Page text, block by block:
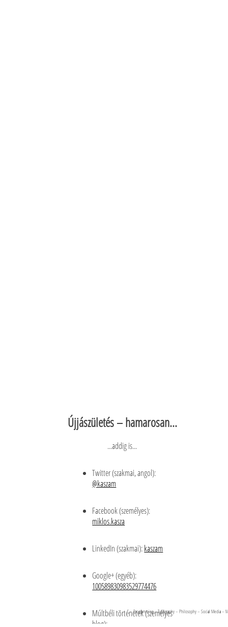
– Programming – Typography – Philosophy – Social Media –
Újjászületés – hamarosan...
...addig is...
Twitter (szakmai, angol):
@kaszam
Facebook (személyes):
miklos.kasza
LinkedIn (szakmai):kaszam
Google+ (egyéb):
100589830983529774476
Múltbéli történetek (személyes
blog):